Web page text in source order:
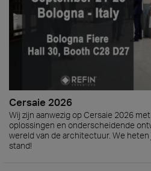
Cersaie 2026
Wij zijn aanwezig op Cersaie 2026
oplossingen en onderscheidende
wereld van de architectuur. We
stand!